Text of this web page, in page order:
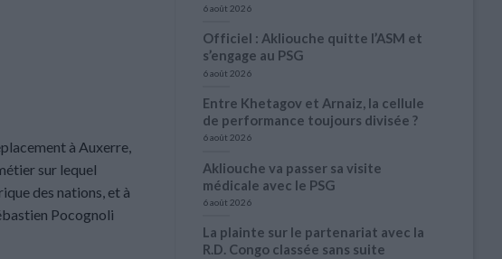
à Auxerre,
sur lequel
des nations, et à
Pocognoli
6 août 2026
Officiel : Akliouche quitte l’ASM et
s’engage au PSG
6 août 2026
Entre Khetagov et Arnaiz, la cellule
de performance toujours divisée ?
6 août 2026
Akliouche va passer sa visite
médicale avec le PSG
6 août 2026
La plainte sur le partenariat avec la
R.D. Congo classée sans suite